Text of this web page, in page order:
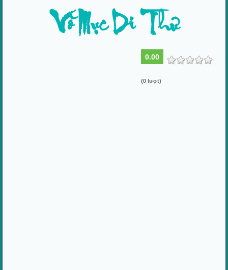
Võ Mục Di Thư
0.00
(0 lượt)